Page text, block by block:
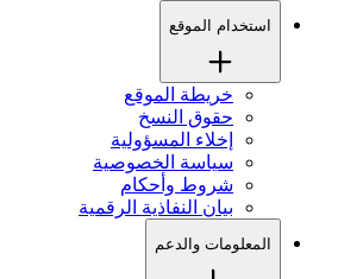
استخدام الموقع
خريطة الموقع
حقوق النسخ
إخلاء المسؤولية
سياسة الخصوصية
شروط وأحكام
بيان النفاذية الرقمية
المعلومات والدعم